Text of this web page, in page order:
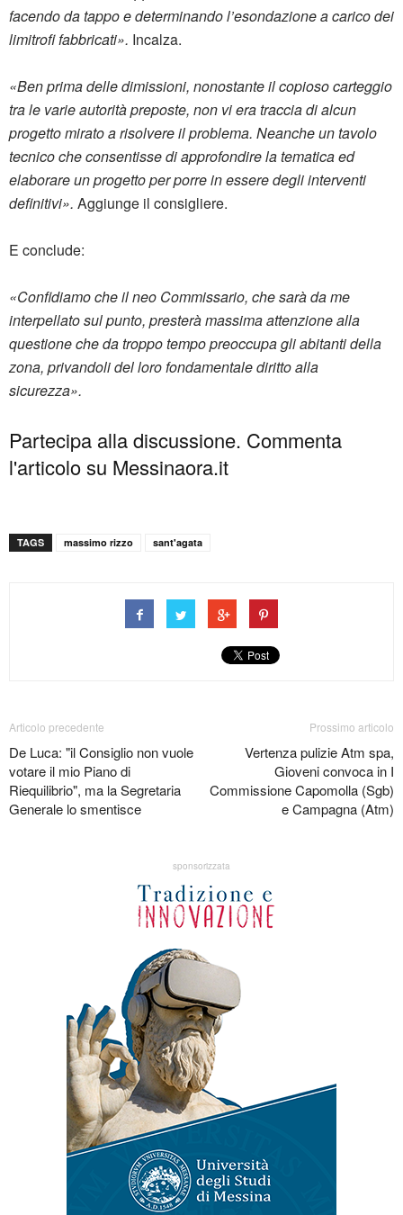
facendo da tappo e determinando l’esondazione a carico dei
limitrofi fabbricati». Incalza.
«Ben prima delle dimissioni, nonostante il copioso carteggio
tra le varie autorità preposte, non vi era traccia di alcun
progetto mirato a risolvere il problema. Neanche un tavolo
tecnico che consentisse di approfondire la tematica ed
elaborare un progetto per porre in essere degli interventi
definitivi». Aggiunge il consigliere.
E conclude:
«Confidiamo che il neo Commissario, che sarà da me
interpellato sul punto, presterà massima attenzione alla
questione che da troppo tempo preoccupa gli abitanti della
zona, privandoli del loro fondamentale diritto alla
sicurezza».
Partecipa alla discussione. Commenta
l'articolo su Messinaora.it
TAGS massimo rizzo sant'agata
Articolo precedente
De Luca: "il Consiglio non vuole
votare il mio Piano di
Riequilibrio", ma la Segretaria
Generale lo smentisce
Prossimo articolo
Vertenza pulizie Atm spa,
Gioveni convoca in I
Commissione Capomolla (Sgb)
e Campagna (Atm)
sponsorizzata